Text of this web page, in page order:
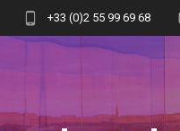
+33 (0)2 55 99 69 68